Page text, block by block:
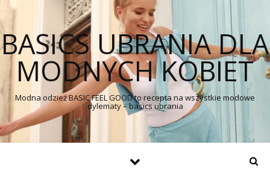
BASICS UBRANIA DLA
MODNYCH KOBIET
Modna odzież BASIC FEEL GOOD to recepta na wszystkie modowe
dylematy – basics ubrania